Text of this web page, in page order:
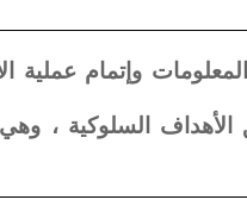
وإتمام عملية
الأهداف السلوكية ،